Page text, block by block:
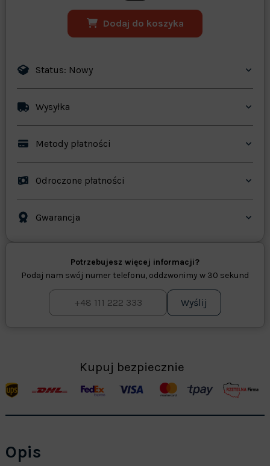
Dodaj do koszyka
Status: Nowy
Wysyłka
Metody płatności
Odroczone płatności
Gwarancja
Potrzebujesz więcej informacji?
Podaj nam swój numer telefonu, oddzwonimy w 30 sekund
Wyślij
Kupuj bezpiecznie
Opis